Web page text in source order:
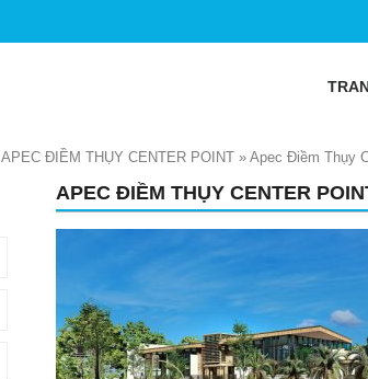
APEC ĐIỀM THỤY CENTER POINT » Apec Điềm Thụy
APEC ĐIỀM THỤY CENTER